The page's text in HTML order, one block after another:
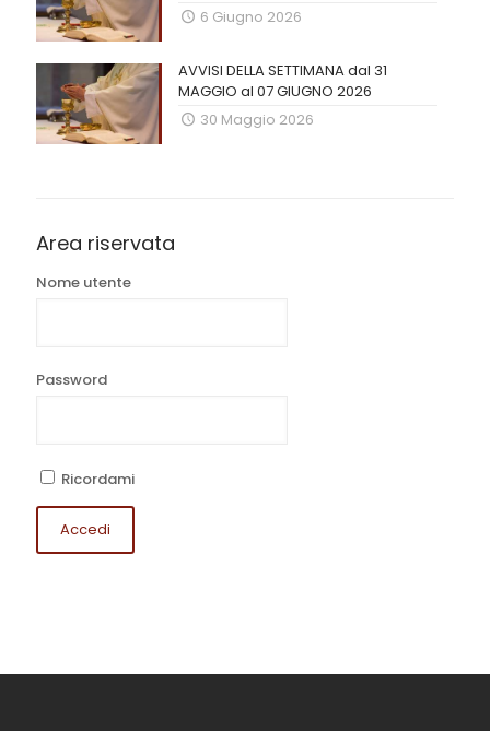
6 Giugno 2026
AVVISI DELLA SETTIMANA dal 31
MAGGIO al 07 GIUGNO 2026
30 Maggio 2026
Area riservata
Nome utente
Password
Ricordami